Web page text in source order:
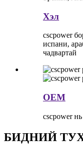
Хэл
cscpower
испани,
чадвартай
OEM
cscpower
БИДНИЙ